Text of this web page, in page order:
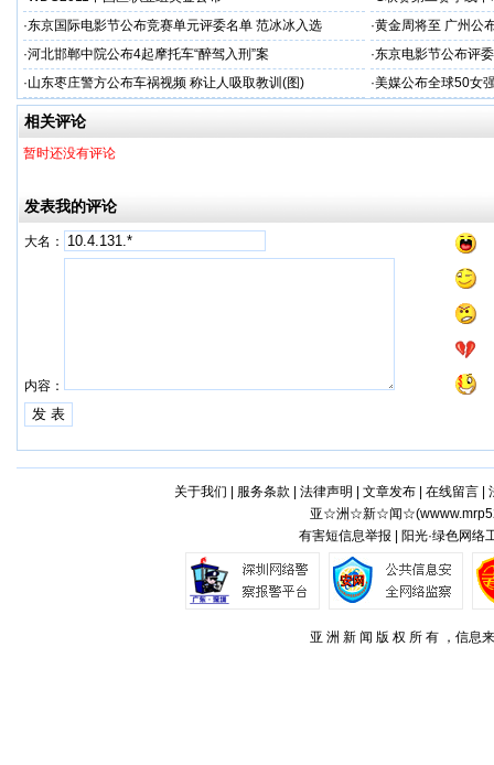
·东京国际电影节公布竞赛单元评委名单 范冰冰入选 ·黄金周将至 广州公
·河北邯郸中院公布4起摩托车“醉驾入刑”案 ·东京电影节公布评
·山东枣庄警方公布车祸视频 称让人吸取教训(图) ·美媒公布全球50女
相关评论
暂时还没有评论
发表我的评论
大名：
内容：
关于我们 服务条款 法律声明 文章发布| 在线留言|
亚☆洲☆新☆闻☆(
有害短信息举报 | 阳光·绿色网络
亚 洲 新 闻 版 权 所 有 ，信息